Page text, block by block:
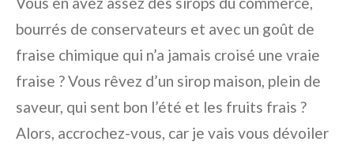
bourrés de conservateurs et avec un goût de
fraise chimique qui n’a jamais croisé une vraie
fraise ? Vous rêvez d’un sirop maison, plein de
saveur, qui sent bon l’été et les fruits frais ?
Alors, accrochez-vous, car je vais vous dévoiler